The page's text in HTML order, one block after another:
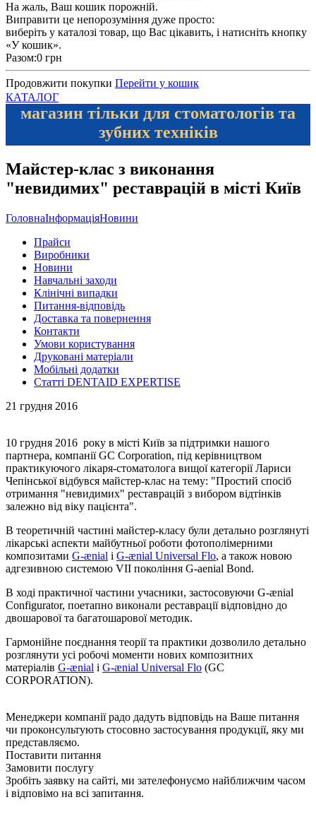
На жаль, Ваш кошик порожній.
Виправити це непорозуміння дуже просто:
виберіть у каталозі товар, що Вас цікавить, і натисніть кнопку
«У кошик».
Разом:0 грн
Продовжити покупки Перейти у кошик
КАТАЛОГ
магазин тільки для стоматологів та
зубних техніків
Майстер-клас з виконання
"невидимих" реставрацій в місті Київ
ГоловнаІнформаціяНовини
Прайси
Виробники
Новини
Навчальні заходи
Клінічні випадки
Питання-відповідь
Доставка та повернення
Контакти
Умови користування
Друковані матеріали
Мобільні додатки
Статті DENTAID EXPERTISE
21 грудня 2016
10 грудня 2016 року в місті Київ за підтримки нашого
партнера, компанії GC Corporation, під керівництвом
практикуючого лікаря-стоматолога вищої категорії Лариси
Чепінської відбувся майстер-клас на тему: "Простий спосіб
отримання "невидимих" реставрацій з вибором відтінків
залежно від віку пацієнта".
В теоретичній частині майстер-класу були детально розглянуті
лікарські аспекти майбутньої роботи фотополімерними
композитами G-ænial і G-ænial Universal Flo, а також новою
адгезивною системою VII покоління G-aenial Bond.
В ході практичної частини учасники, застосовуючи G-ænial
Configurator, поетапно виконали реставрації відповідно до
двошарової та багатошарової методик.
Гармонійне поєднання теорії та практики дозволило детально
розглянути усі робочі моменти нових композитних
матеріалів G-ænial і G-ænial Universal Flo (GC
CORPORATION).
Менеджери компанії радо дадуть відповідь на Ваше питання
чи проконсультують стосовно застосування продукції, яку ми
представляємо.
Поставити питання
Замовити послугу
Зробіть заявку на сайті, ми зателефонуємо найближчим часом
і відповімо на всі запитання.